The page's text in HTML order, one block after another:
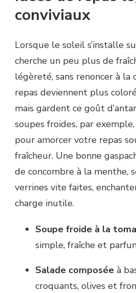
conviviaux
Lorsque le soleil s’installe
cherche un peu plus de
légèreté, sans renoncer à la
repas deviennent plus
mais gardent ce goût
soupes froides, par
pour amorcer votre repas
fraîcheur. Une bonne
de concombre à la menthe,
verrines vite faites,
charge inutile.
Soupe froide à la
simple, fraîche et
Salade composée à
croquants, olives et